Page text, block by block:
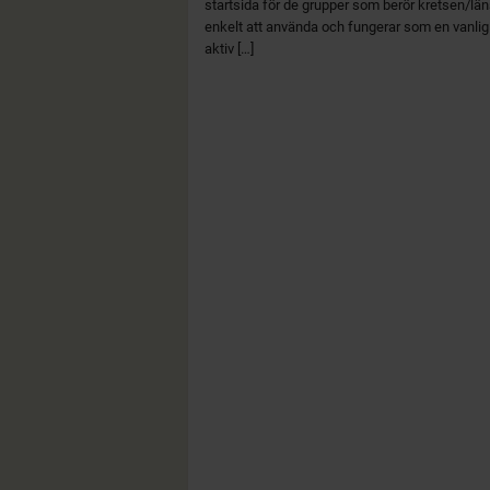
startsida för de grupper som berör kretsen/
enkelt att använda och fungerar som en
aktiv […]